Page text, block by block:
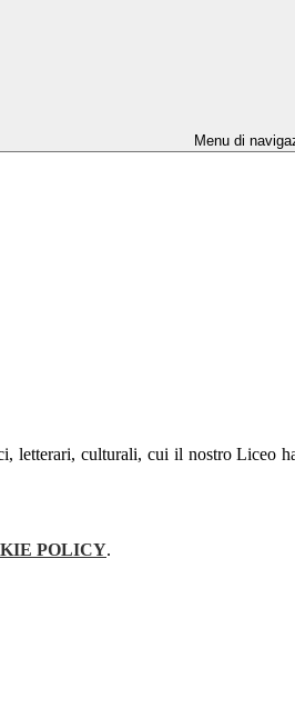
Menu di
letterari, culturali, cui il nostro Liceo
POLICY.